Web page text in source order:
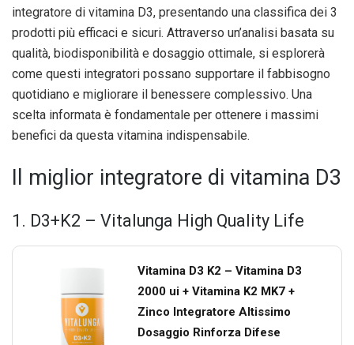
integratore di vitamina D3, presentando una classifica dei 3
prodotti più efficaci e sicuri. Attraverso un’analisi basata su
qualità, biodisponibilità e dosaggio ottimale, si esplorerà
come questi integratori possano supportare il fabbisogno
quotidiano e migliorare il benessere complessivo. Una
scelta informata è fondamentale per ottenere i massimi
benefici da questa vitamina indispensabile.
Il miglior integratore di vitamina D3
1. D3+K2 – Vitalunga High Quality Life
Vitamina D3 K2 – Vitamina D3
2000 ui + Vitamina K2 MK7 +
Zinco Integratore Altissimo
Dosaggio Rinforza Difese